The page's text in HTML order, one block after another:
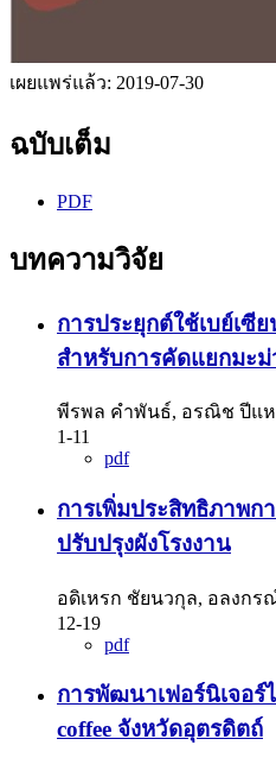
เผยแพร่แล้ว: 2019-07-30
ฉบับเต็ม
PDF
บทความวิจัย
การประยุกต์ใช้เบย์เซี
สำหรับการคัดแยกมะม่
พีรพล คำพันธ์, อรณิช ปีแห
1-11
pdf
การเพิ่มประสิทธิภาพก
ปรับปรุงผังโรงงาน
อดิเหรก ชัยนวกุล, อลงก
12-19
pdf
การพัฒนาเฟอร์นิเจอร์
coffee จังหวัดอุตรดิตถ์